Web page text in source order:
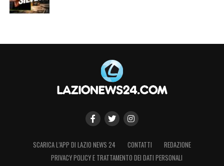
SCARICA L’APP DI LAZIO NEWS 24 CONTATTI
REDAZIONE
PRIVACY POLICY E TRATTAMENTO DEI DATI PERSONALI